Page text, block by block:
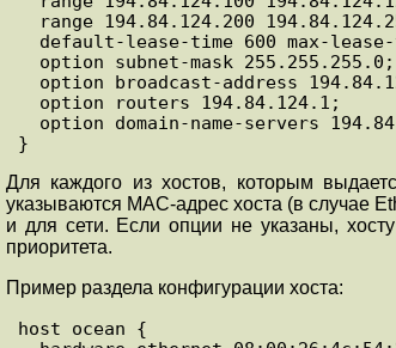
Для каждого из хостов, которым
указываются MAC-адрес хоста (в случае
и для сети. Если опции не указаны,
приоритета.
Пример раздела конфигурации хоста:
host ocean {